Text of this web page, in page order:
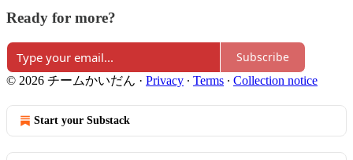
Ready for more?
Subscribe
© 2026 チームかいだん · Privacy ∙ Terms ∙ Collection notice
Start your Substack